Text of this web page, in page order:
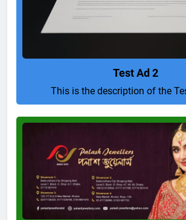
Test Ad 2
This is the description of the